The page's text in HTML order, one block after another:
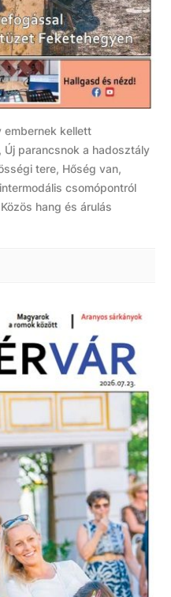
embernek kellett
Új parancsnok a hadosztály
tere, Hőség van,
csomópontról
hang és árulás